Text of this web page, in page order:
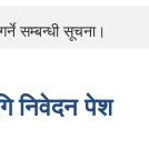
सम्बन्धी सूचना।
निवेदन पेश